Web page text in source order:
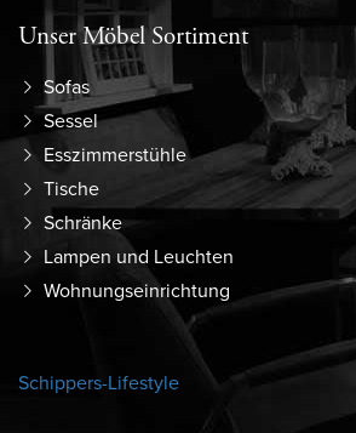
Unser Möbel Sortiment
Sofas
Sessel
Esszimmerstühle
Tische
Schränke
Lampen und Leuchten
Wohnungseinrichtung
Schippers-Lifestyle